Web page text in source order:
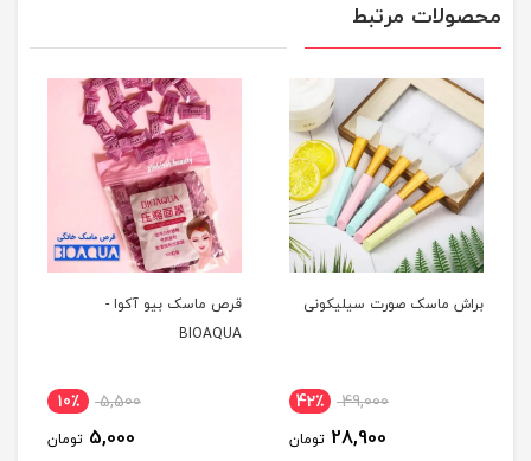
محصولات مرتبط
براش ماسک صورت سیلیکونی
49,000 42٪
28,900 تومان
قرص ماسک بیو آکوا -
BIOAQUA
5,500 10٪
5,000 تومان